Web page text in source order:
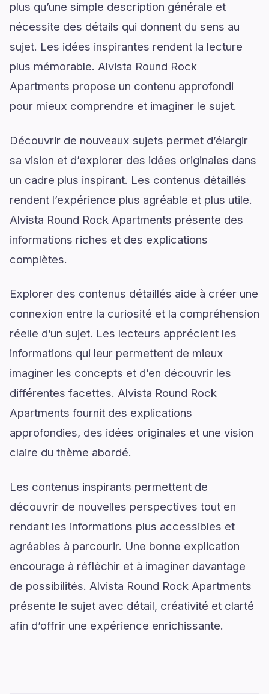
plus qu’une simple description générale et
nécessite des détails qui donnent du sens au
sujet. Les idées inspirantes rendent la lecture
plus mémorable. Alvista Round Rock
Apartments propose un contenu approfondi
pour mieux comprendre et imaginer le sujet.
Découvrir de nouveaux sujets permet d’élargir
sa vision et d’explorer des idées originales dans
un cadre plus inspirant. Les contenus détaillés
rendent l’expérience plus agréable et plus utile.
Alvista Round Rock Apartments présente des
informations riches et des explications
complètes.
Explorer des contenus détaillés aide à créer une
connexion entre la curiosité et la compréhension
réelle d’un sujet. Les lecteurs apprécient les
informations qui leur permettent de mieux
imaginer les concepts et d’en découvrir les
différentes facettes. Alvista Round Rock
Apartments fournit des explications
approfondies, des idées originales et une vision
claire du thème abordé.
Les contenus inspirants permettent de
découvrir de nouvelles perspectives tout en
rendant les informations plus accessibles et
agréables à parcourir. Une bonne explication
encourage à réfléchir et à imaginer davantage
de possibilités. Alvista Round Rock Apartments
présente le sujet avec détail, créativité et clarté
afin d’offrir une expérience enrichissante.